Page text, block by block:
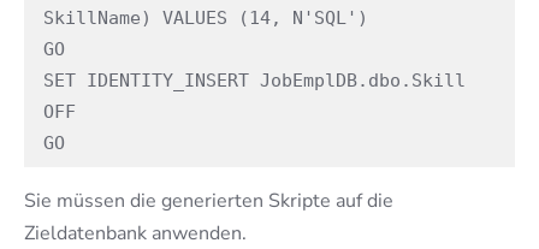
SkillName) VALUES (14, N'SQL')
GO
SET IDENTITY_INSERT JobEmplDB.dbo.Skill
OFF
GO
Sie müssen die generierten Skripte auf die
Zieldatenbank anwenden.